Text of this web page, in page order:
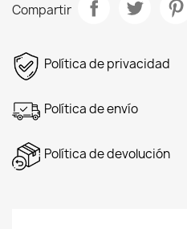
Compartir
Política de privacidad
Política de envío
Política de devolución